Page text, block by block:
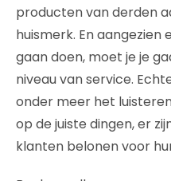
producten van derden
huismerk. En
gaan doen, moet je je
niveau van service.
onder meer het
op de juiste dingen, er
klanten belonen voor